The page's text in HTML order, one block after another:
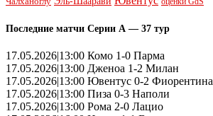
Последние матчи Серии А — 37 тур
17.05.2026|13:00 Комо 1-0 Парма
17.05.2026|13:00 Дженоа 1-2 Милан
17.05.2026|13:00 Ювентус 0-2 Фиорентина
17.05.2026|13:00 Пиза 0-3 Наполи
17.05.2026|13:00 Рома 2-0 Лацио